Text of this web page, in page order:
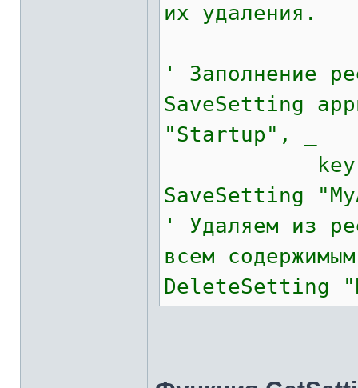
их удаления.
' Заполнение
SaveSetting
"Startup", _
key :=
SaveSetting
' Удаляем из
всем
DeleteSetting